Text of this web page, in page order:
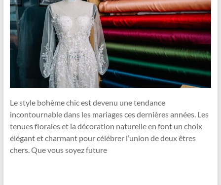
Le style bohème chic est devenu une tendance
incontournable dans les mariages ces dernières années. Les
tenues florales et la décoration naturelle en font un choix
élégant et charmant pour célébrer l’union de deux êtres
chers. Que vous soyez future